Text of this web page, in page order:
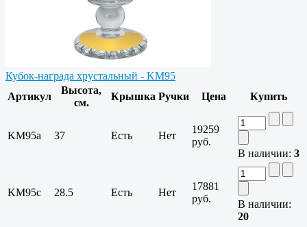
Кубок-награда хрустальный - KM95
Артикул
Высота,
см.
Крышка Ручки Цена Купить
KM95a 37 Есть Нет
19259
руб.
В наличии: 3
KM95c 28.5 Есть Нет
17881
руб.
В наличии:
20